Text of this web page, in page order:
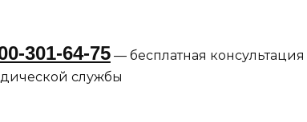
301-64-75— бесплатная
службы